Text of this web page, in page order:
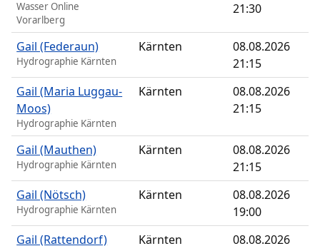
Wasser Online
Vorarlberg
21:30
Gail (Federaun)
Hydrographie Kärnten
Kärnten
08.08.2026
21:15
Gail (Maria Luggau-
Moos)
Hydrographie Kärnten
Kärnten
08.08.2026
21:15
Gail (Mauthen)
Hydrographie Kärnten
Kärnten
08.08.2026
21:15
Gail (Nötsch)
Hydrographie Kärnten
Kärnten
08.08.2026
19:00
Gail (Rattendorf)
Kärnten
08.08.2026